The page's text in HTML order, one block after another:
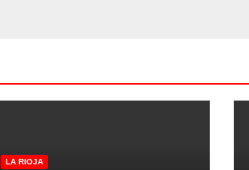
LA RIOJA